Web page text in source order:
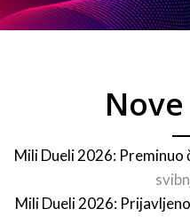
Mili Dueli 2026: Preminuo
Mili Dueli 2026: